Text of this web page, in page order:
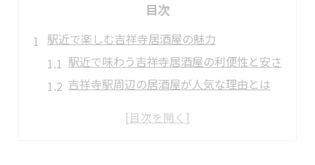
目次
駅近で楽しむ吉祥寺居酒屋の魅力
駅近で味わう吉祥寺居酒屋の利便性と安さ
吉祥寺駅周辺の居酒屋が人気な理由とは
コスパ抜群の吉祥寺居酒屋を賢く選ぶ方法